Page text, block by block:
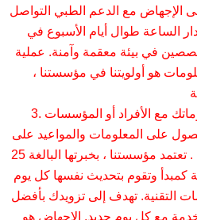
الإجهاض مع الدعم الطبي التواصل
الساعة طوال أيام الأسبوع في
في بيئة معقمة وآمنة. عملية
هو أولويتنا في مؤسستنا ،
3. نحن لا نشارك معلوماتك مع الأفراد أو المؤسسات. Whatsapp
على المعلومات والمواعيد على
مدار الساعة طوال أيام الأسبوع . تعتمد مؤسستنا ، بخبرتها البالغة 25
وتقوم بتحديث نفسها كل يوم
التقنية. تهدف إلى تزويدك بأفضل
مع كل يوم جديد. الإجهاض هو